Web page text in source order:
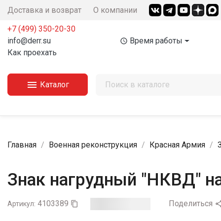
Доставка и возврат О компании
+7 (499) 350-20-30
info@derr.su
Как проехать
access_time Время работы
 Каталог
Главная Военная реконструкция Красная Армия
Знак нагрудный "НКВД"
Артикул: 4103389  Поделиться